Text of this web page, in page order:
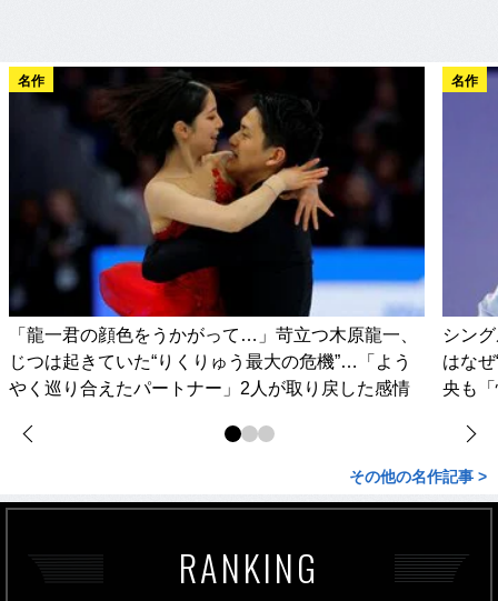
名作
「龍一君の顔色をうかがって…」苛立つ木原龍一、
じつは起きていた“りくりゅう最大の危機”…「よう
やく巡り合えたパートナー」2人が取り戻した感情
名作
シン
はな
央も
その他の名作記事 >
RANKING